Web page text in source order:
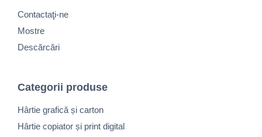
Contactaţi-ne
Mostre
Descărcări
Categorii produse
Hârtie grafică și carton
Hârtie copiator și print digital